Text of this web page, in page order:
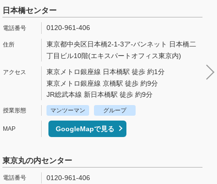
日本橋センター
0120-961-406
東京都中央区日本橋2-1-3ア-バンネット 日本橋二
丁目ビル10階(エキスパートオフィス東京内)
東京メトロ銀座線 日本橋駅 徒歩 約1分
東京メトロ銀座線 京橋駅 徒歩 約9分
JR総武本線 新日本橋駅 徒歩 約9分
マンツーマン グループ
GoogleMapで見る
東京丸の内センター
0120-961-406